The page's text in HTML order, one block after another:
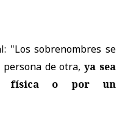
"Los sobrenombres se
de otra, ya sea
física o por un